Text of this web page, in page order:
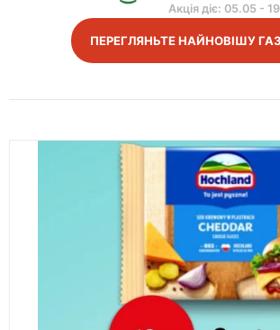
Акція діє: 05.05 -
ПЕРЕГЛЯНЬТЕ НАЙНОВІШУ